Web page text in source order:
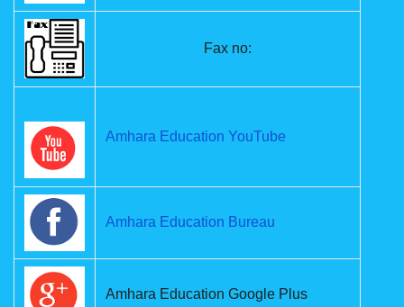
Fax no:
Amhara Education YouTube
Amhara Education Bureau
Amhara Education Google Plus